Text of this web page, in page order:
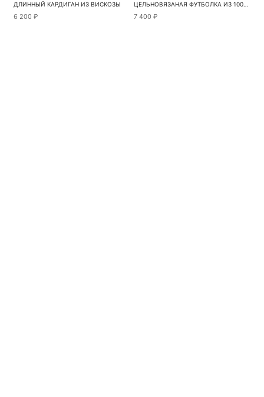
ДЛИННЫЙ КАРДИГАН ИЗ ВИСКОЗЫ
6 200 ₽
ЦЕЛЬНОВЯЗАНАЯ ФУТБОЛКА ИЗ 100% ВИСКОЗЫ
7 400 ₽